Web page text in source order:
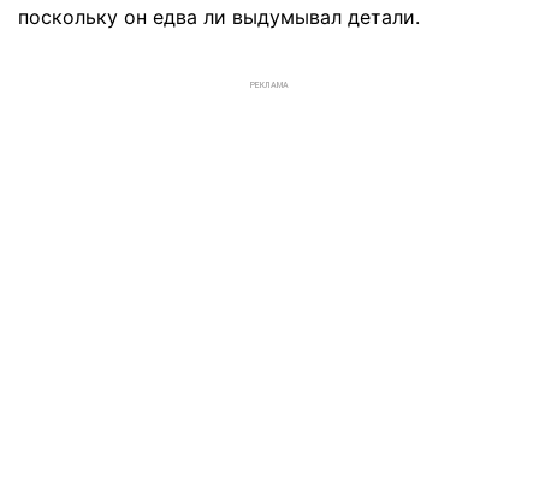
поскольку он едва ли выдумывал детали.
РЕКЛАМА